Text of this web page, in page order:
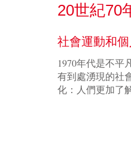
20世紀70
社會運動和個
1970年代是不平
有到處湧現的社
化：人們更加了